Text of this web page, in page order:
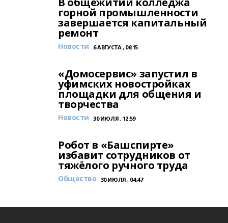
горной промышленности
завершается капитальный
ремонт
Новости 6 АВГУСТА , 06:15
«Домосервис» запустил в
уфимских новостройках
площадки для общения и
творчества
Новости 30 ИЮЛЯ , 12:59
Робот в «Башспирте»
избавит сотрудников от
тяжёлого ручного труда
Общество 30 ИЮЛЯ , 04:47